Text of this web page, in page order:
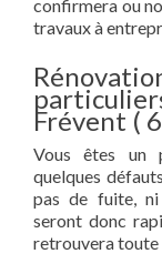
confirmera ou
travaux à
Frévent (
Vous êtes un
quelques
pas de fuite, ni
seront donc
retrouvera toute